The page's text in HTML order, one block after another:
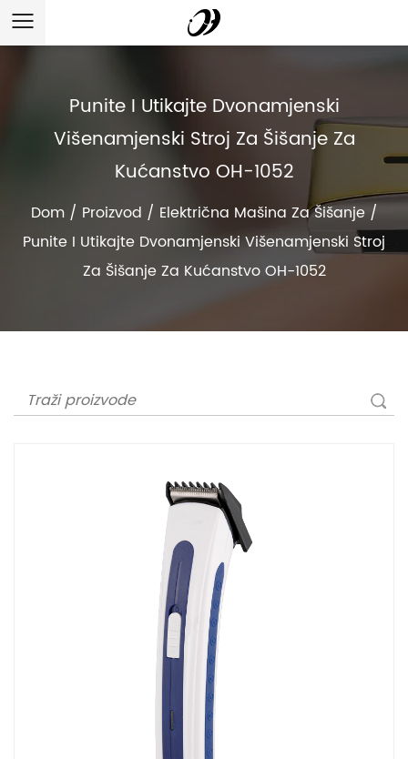
Punite I Utikajte Dvonamjenski
Višenamjenski Stroj Za Šišanje Za
Kućanstvo OH-1052
Dom/ Proizvod / Električna Mašina Za Šišanje/
Punite I Utikajte Dvonamjenski Višenamjenski Stroj
Za Šišanje Za Kućanstvo OH-1052